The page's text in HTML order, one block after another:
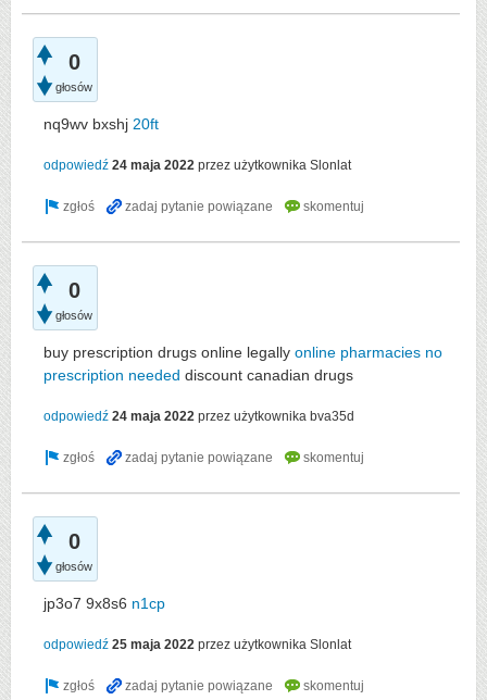
0
głosów
nq9wv bxshj 20ft
odpowiedź 24 maja 2022 przez użytkownika Slonlat
0
głosów
buy prescription drugs online legally online pharmacies no
prescription needed discount canadian drugs
odpowiedź 24 maja 2022 przez użytkownika bva35d
0
głosów
jp3o7 9x8s6 n1cp
odpowiedź 25 maja 2022 przez użytkownika Slonlat